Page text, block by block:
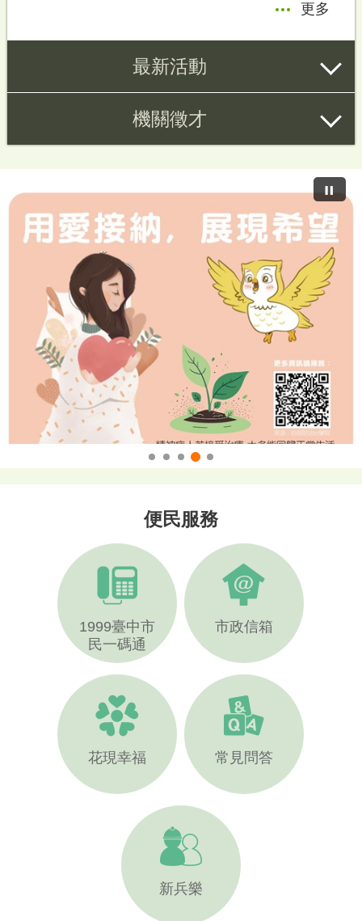
更多
最新活動
機關徵才
精神疾病正確認知
便民服務
1999臺中市
民一碼通
市政信箱
花現幸福 常見問答
新兵樂